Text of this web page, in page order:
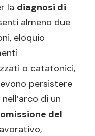
la diagnosi di
almeno due
eloquio
o catatonici,
persistere
di un
del